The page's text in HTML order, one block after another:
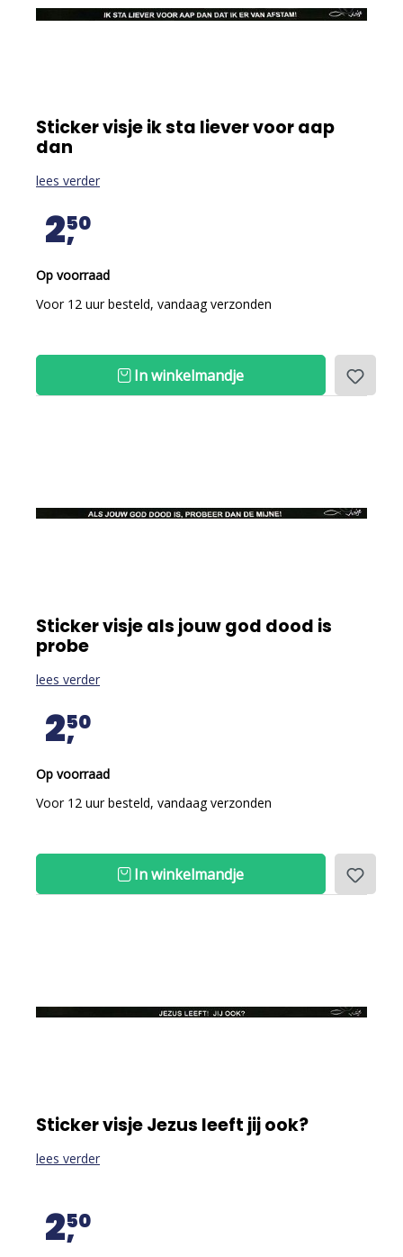
Sticker visje ik sta liever voor aap
dan
lees verder
250
Op voorraad
Voor 12 uur besteld, vandaag verzonden
In winkelmandje
Sticker visje als jouw god dood is
probe
lees verder
250
Op voorraad
Voor 12 uur besteld, vandaag verzonden
In winkelmandje
Sticker visje Jezus leeft jij ook?
lees verder
250